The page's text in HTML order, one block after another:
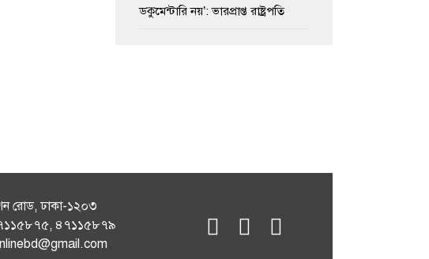
ডকুমেন্টারি নয়’: ভারপ্রাপ্ত রাষ্ট্রপতি
রোড, ঢাকা-১২০৩
৪৭১১৫৮৭৯
fab
fa-
fab
fa-